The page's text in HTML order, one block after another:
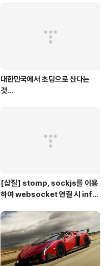
대한민국에서 초딩으로 산다는
것...
[삽질] stomp, sockjs를 이용
하여 websocket 연결 시 info